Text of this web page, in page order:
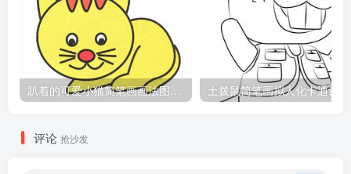
趴着的可爱小猫简笔画画法图片教程
评论 抢沙发